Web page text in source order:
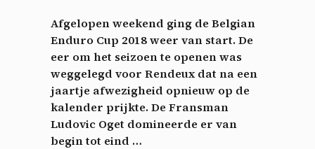
Afgelopen weekend ging de Belgian
Enduro Cup 2018 weer van start. De
eer om het seizoen te openen was
weggelegd voor Rendeux dat na een
jaartje afwezigheid opnieuw op de
kalender prijkte. De Fransman
Ludovic Oget domineerde er van
begin tot eind …